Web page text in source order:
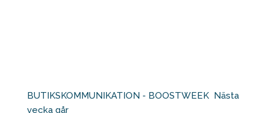
BUTIKSKOMMUNIKATION - BOOSTWEEK⁠ ⁠ Nästa
vecka går